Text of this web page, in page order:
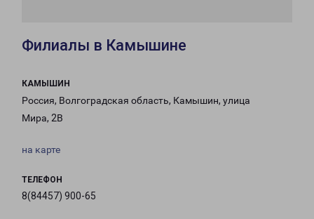
Филиалы в Камышине
КАМЫШИН
Россия, Волгоградская область, Камышин, улица
Мира, 2В
на карте
ТЕЛЕФОН
8(84457) 900-65